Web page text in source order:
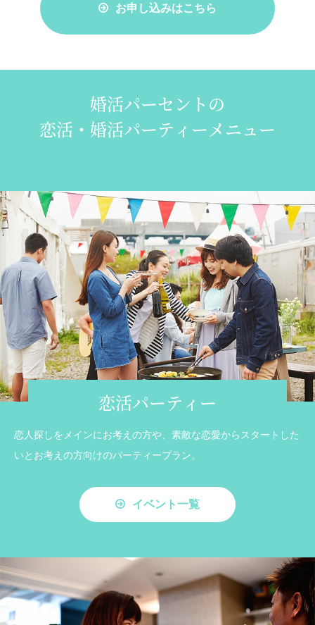
お申し込みはこちら
婚活パーセントの
恋活・婚活パーティーメニュー
恋活パーティー
恋人探しをメインにお考えの方や、素敵な恋愛からスタートした
いとお考えの方向けのパーティープラン。
イベント一覧